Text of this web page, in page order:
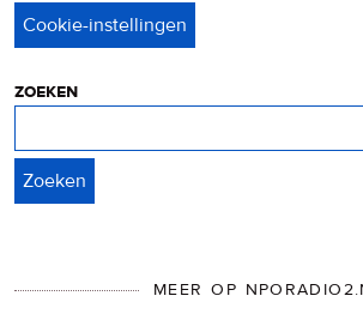
zoeken
MEER OP